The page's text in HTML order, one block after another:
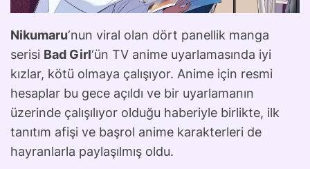
Nikumaru‘nun viral olan dört panellik manga
serisi Bad Girl‘ün TV anime uyarlamasında iyi
kızlar, kötü olmaya çalışıyor. Anime için resmi
hesaplar bu gece açıldı ve bir uyarlamanın
üzerinde çalışılıyor olduğu haberiyle birlikte, ilk
tanıtım afişi ve başrol anime karakterleri de
hayranlarla paylaşılmış oldu.